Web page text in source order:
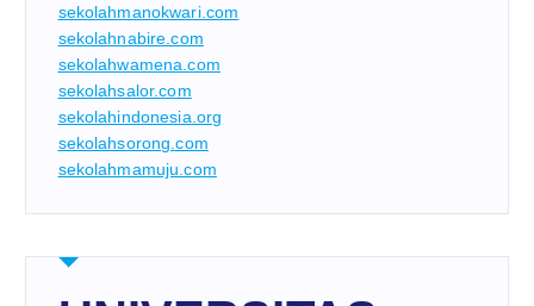
sekolahmanokwari.com
sekolahnabire.com
sekolahwamena.com
sekolahsalor.com
sekolahindonesia.org
sekolahsorong.com
sekolahmamuju.com